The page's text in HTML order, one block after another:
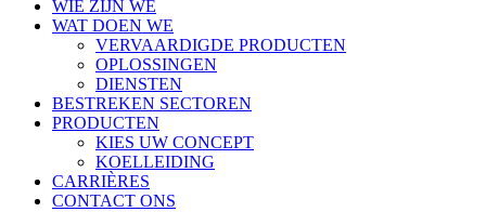
Menu
sluiten
WIE ZIJN WE
WAT DOEN WE
VERVAARDIGDE PRODUCTEN
OPLOSSINGEN
DIENSTEN
BESTREKEN SECTOREN
PRODUCTEN
KIES UW CONCEPT
KOELLEIDING
CARRIÈRES
CONTACT ONS